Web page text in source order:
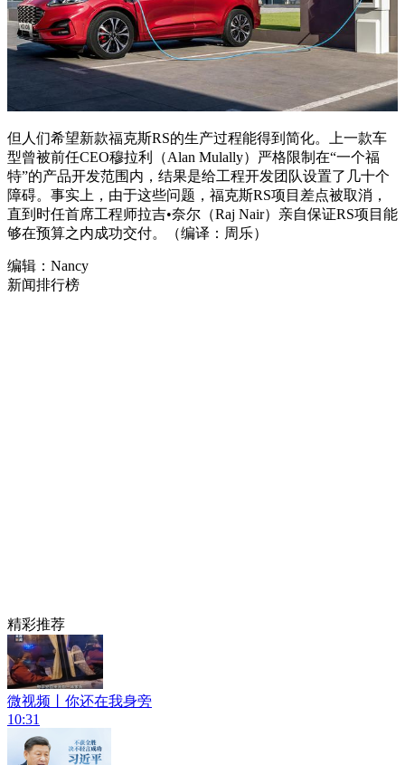
但人们希望新款福克斯RS的生产过程能得到简化。上一款车
型曾被前任CEO穆拉利（Alan Mulally）严格限制在“一个福
特”的产品开发范围内，结果是给工程开发团队设置了几十个
障碍。事实上，由于这些问题，福克斯RS项目差点被取消，
直到时任首席工程师拉吉•奈尔（Raj Nair）亲自保证RS项目能
够在预算之内成功交付。（编译：周乐）
编辑：Nancy
新闻排行榜
精彩推荐
微视频丨你还在我身旁
10:31